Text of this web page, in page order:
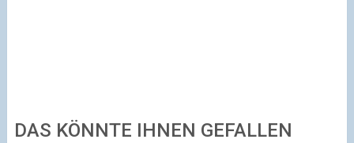
DAS KÖNNTE IHNEN GEFALLEN